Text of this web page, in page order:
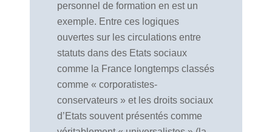
personnel de formation en est un
exemple. Entre ces logiques
ouvertes sur les circulations entre
statuts dans des Etats sociaux
comme la France longtemps classés
comme « corporatistes-
conservateurs » et les droits sociaux
d’Etats souvent présentés comme